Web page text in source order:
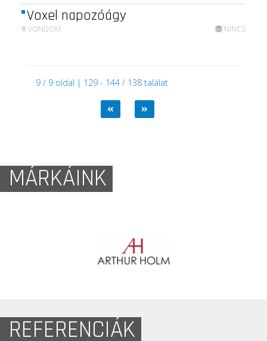
Voxel napozóágy
#VONDOM NINCS
9 / 9 oldal | 129 - 144 / 138 találat
MÁRKÁINK
REFERENCIÁK